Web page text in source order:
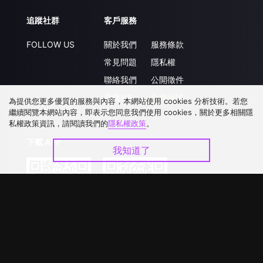
追蹤社群
FOLLOW US
客戶服務
關於我們
常見問題
聯絡我們
升級VIP
服務條款
隱私權
公開徵件
合作洽談
下載 APP
為提供您更多優質的服務與內容，本網站使用 cookies 分析技術。若您
繼續閱覽本網站內容，即表示您同意我們使用 cookies，關於更多相關隱
私權政策資訊，請閱讀我們的隱私權政策。
我知道了